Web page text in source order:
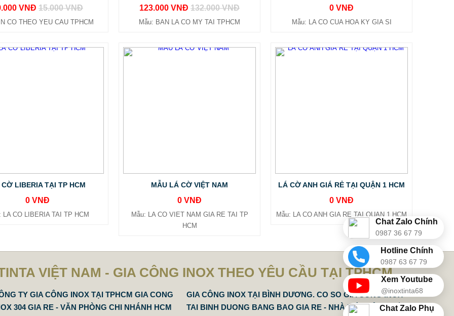
Chat Zalo Chính
0987 36 67 79
Hotline Chính
0987 63 67 79
Xem Youtube
@inoxtinta68
Chat Zalo Phụ
VNĐ 15.000 VNĐ
CO THEO YEU CAU TPHCM
123.000 VNĐ 132.000 VNĐ
Mẫu: BAN LA CO MY TAI TPHCM
0 VNĐ
Mẫu: LA CO CUA HOA KY GIA SI
LIBERIA TẠI TP HCM
0 VNĐ
LA CO LIBERIA TAI TP HCM
MẪU LÁ CỜ VIỆT NAM
0 VNĐ
Mẫu: LA CO VIET NAM GIA RE TAI TP
HCM
LÁ CỜ ANH GIÁ RẺ TẠI QUẬN 1 HCM
0 VNĐ
Mẫu: LA CO ANH GIA RE TAI QUAN 1 HCM
VIỆT NAM - GIA CÔNG INOX THEO YÊU CẦU TẠI TPHCM
TY GIA CÔNG INOX TẠI TPHCM GIA CONG
304 GIA RE - VĂN PHÒNG CHI NHÁNH HCM
GIA CÔNG INOX TẠI BÌNH DƯƠNG. CO SO GIA CONG INOX
TAI BINH DUONG BANG BAO GIA RE - NHÀ MÁY SẢN XUẤT